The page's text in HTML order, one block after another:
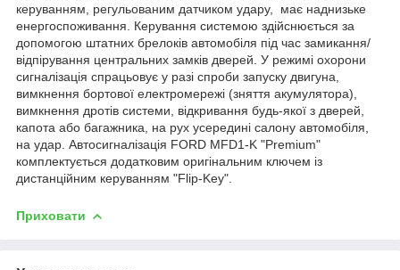
керуванням, регульованим датчиком удару, має наднизьке
енергоспоживання. Керування системою здійснюється за
допомогою штатних брелоків автомобіля під час замикання/
відпірування центральних замків дверей. У режимі охорони
сигналізація спрацьовує у разі спроби запуску двигуна,
вимкнення бортової електромережі (зняття акумулятора),
вимкнення дротів системи, відкривання будь-якої з дверей,
капота або багажника, на рух усередині салону автомобіля,
на удар. Автосигналізація FORD MFD1-K "Premium"
комплектується додатковим оригінальним ключем із
дистанційним керуванням "Flip-Key".
Приховати